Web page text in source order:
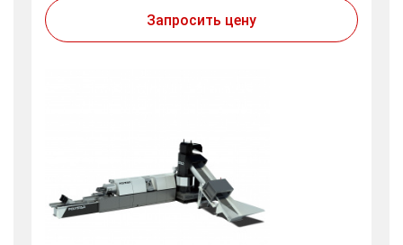
Запросить цену